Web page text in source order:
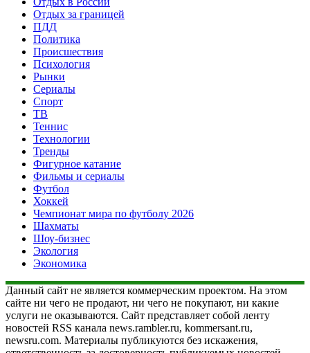
Отдых за границей
ПДД
Политика
Происшествия
Психология
Рынки
Сериалы
Спорт
ТВ
Теннис
Технологии
Тренды
Фигурное катание
Фильмы и сериалы
Футбол
Хоккей
Чемпионат мира по футболу 2026
Шахматы
Шоу-бизнес
Экология
Экономика
Данный сайт не является коммерческим проектом. На этом
сайте ни чего не продают, ни чего не покупают, ни какие
услуги не оказываются. Сайт представляет собой ленту
новостей RSS канала news.rambler.ru, kommersant.ru,
newsru.com. Материалы публикуются без искажения,